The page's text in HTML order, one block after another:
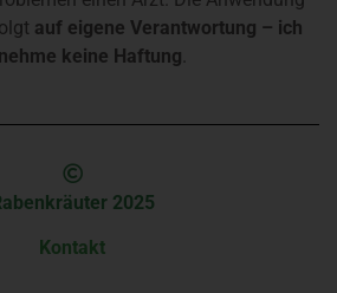
auf eigene Verantwortung – ich
keine Haftung
2025
Kontakt